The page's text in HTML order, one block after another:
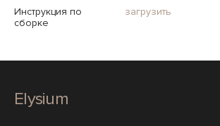
Инструкция по
сборке
загрузить
Elysium